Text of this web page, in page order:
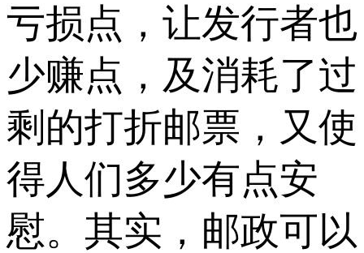
亏损点，让发行者也
少赚点，及消耗了过
剩的打折邮票，又使
得人们多少有点安
慰。其实，邮政可以